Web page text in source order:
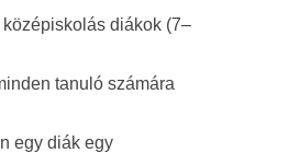
diákok (7–
tanuló számára
egy diák egy